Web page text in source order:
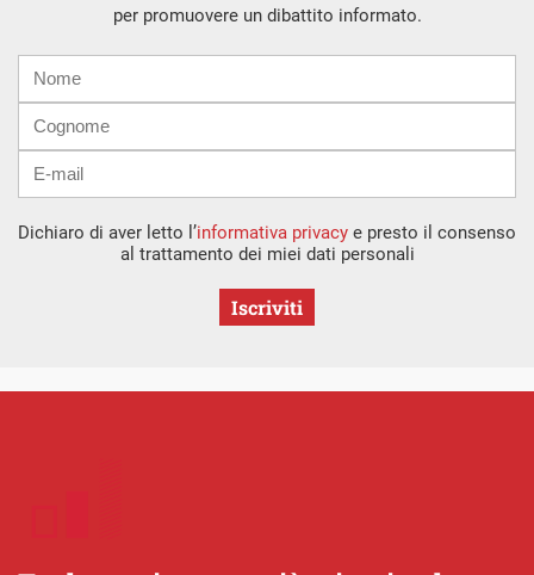
per promuovere un dibattito informato.
mail
Dichiaro di aver letto l’informativa privacy e presto il consenso
al trattamento dei miei dati personali
Iscriviti